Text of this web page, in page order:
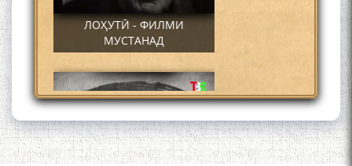
ЛОҲУТӢ - ФИЛМИ
МУСТАНАД